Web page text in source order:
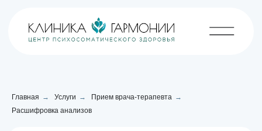
Главная → Услуги → Прием врача-терапевта →
Расшифровка анализов
Расшифровка анализов